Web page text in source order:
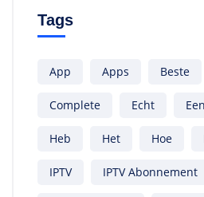
Tags
App Apps Beste
Complete Echt Een
Heb Het Hoe
IPTV IPTV Abonnement